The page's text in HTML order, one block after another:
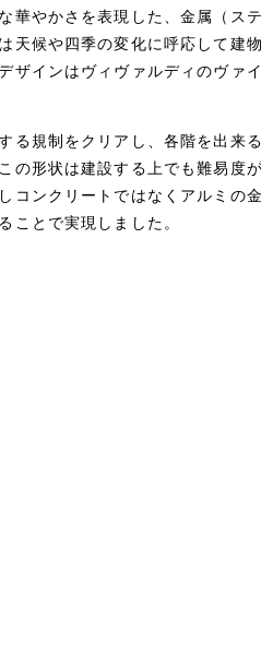
華やかさを表現した、金属（ス
天候や四季の変化に呼応して建
ザインはヴィヴァルディのヴァ
る規制をクリアし、各階を出来
の形状は建設する上でも難易度
コンクリートではなくアルミの
ことで実現しました。